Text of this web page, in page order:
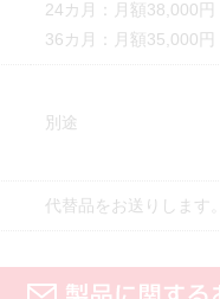
24カ月：月額38,000円
36カ月：月額35,000円
別途
代替品をお送りします。